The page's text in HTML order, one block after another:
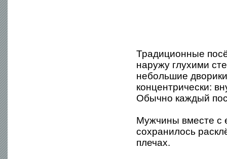
Традиционные
наружу глухими
небольшие
концентрически:
Обычно каждый
Мужчины вместе с
сохранилось
плечах.